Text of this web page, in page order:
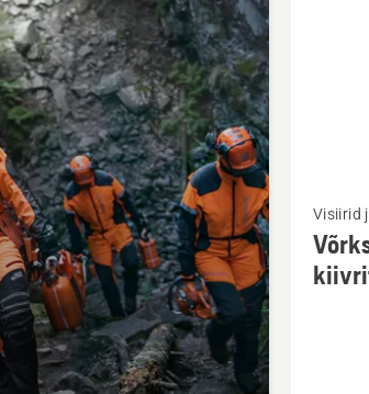
rohkem
toote
Visiirid